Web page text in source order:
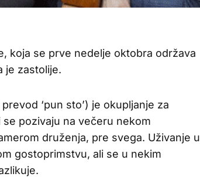
koja se prve nedelje oktobra održava
je zastolije.
‘pun sto’) je okupljanje za
pozivaju na večeru nekom
druženja, pre svega. Uživanje u
gostoprimstvu, ali se u nekim